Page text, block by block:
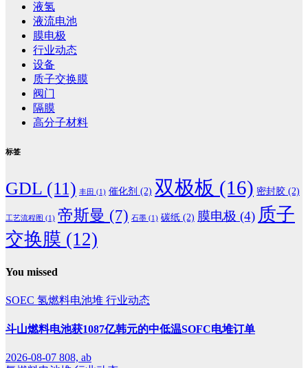
液氢
液流电池
膜电极
行业动态
设备
质子交换膜
阀门
隔膜
高分子材料
标签
GDL (11) 丰田 (1) 催化剂 (2) 双极板 (16) 密封胶 (2)
工艺流程图 (1) 帝斯曼 (7) 石墨 (1) 碳纸 (2) 膜电极 (4) 质子
交换膜 (12)
You missed
SOEC 氢燃料电池堆 行业动态
斗山燃料电池获1087亿韩元的中低温SOFC电堆订单
2026-08-07 808, ab